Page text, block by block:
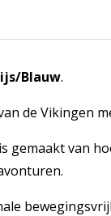
Blauw.
de Vikingen
gemaakt van